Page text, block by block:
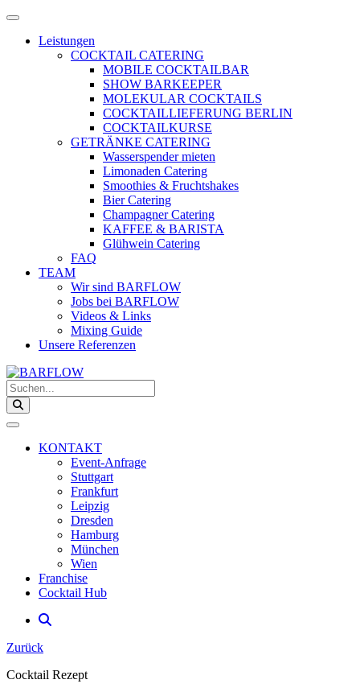
Zum
springen
Menü
öffnenLeistungen
COCKTAIL CATERING
MOBILE COCKTAILBAR
SHOW BARKEEPER
MOLEKULAR COCKTAILS
COCKTAILLIEFERUNG BERLIN
COCKTAILKURSE
GETRÄNKE CATERING
Wasserspender mieten
Limonaden Catering
Smoothies & Fruchtshakes
Bier Catering
Champagner Catering
KAFFEE & BARISTA
Glühwein Catering
FAQ
TEAM
Wir sind BARFLOW
Jobs bei BARFLOW
Videos & Links
Mixing Guide
Unsere Referenzen
Suchen...
KONTAKT
Event-Anfrage
Stuttgart
Frankfurt
Leipzig
Dresden
Hamburg
München
Wien
Franchise
Cocktail Hub
Zurück
Cocktail Rezept